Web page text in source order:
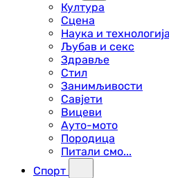
Култура
Сцена
Наука и технологија
Љубав и секс
Здравље
Стил
Занимљивости
Савјети
Вицеви
Ауто-мото
Породица
Питали смо...
Спорт